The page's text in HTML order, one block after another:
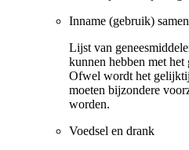
Inname (gebruik)
Lijst van
kunnen hebben met
Ofwel wordt het
moeten bijzondere
worden.
Voedsel en drank